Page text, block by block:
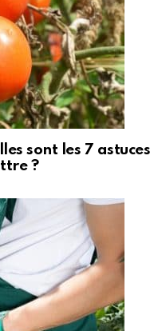
sont les 7 astuces
?